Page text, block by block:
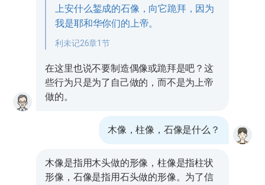
上安什么錾成的石像，向它跪拜，因为
我是耶和华你们的上帝。
利未记26章1节
在这里也说不要制造偶像或跪拜是吧？这
些行为只是为了自己做的，而不是为上帝
做的。
木像，柱像，石像是什么？
木像是指用木头做的形像，柱像是指柱状
形像，石像是指用石头做的形像。为了信